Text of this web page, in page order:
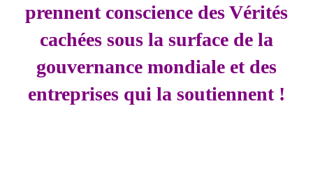
prennent conscience des Vérités
cachées sous la surface de la
gouvernance mondiale et des
entreprises qui la soutiennent !